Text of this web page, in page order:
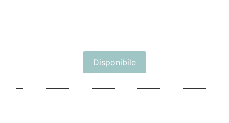
Disponibile